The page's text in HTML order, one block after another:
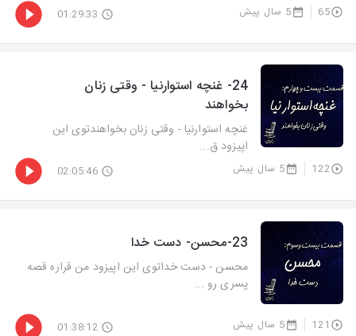
65 5 سال پیش 01:29:33
24- غنچه استوارنیا - وقتی زنان
بخواهند
غنچه استوارنیا - وقتی زنان بخواهندتوی این
اپیزود ق...
122 5 سال پیش 02:05:46
23-محسن- دست خدا
محسن - دست خداتوی این اپیزود من قراره قصه
پسری رو ...
121 5 سال پیش 01:38:12